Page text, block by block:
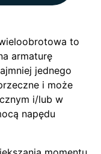
to
armaturę
jednego
i może
i/lub w
napędu